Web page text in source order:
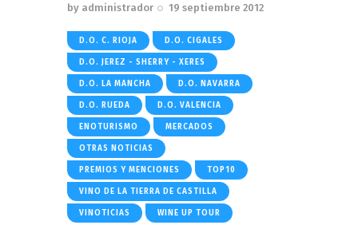
by administrador 19 septiembre 2012
D.O. C. RIOJA D.O. CIGALES
D.O. JEREZ - SHERRY - XERES
D.O. LA MANCHA D.O. NAVARRA
D.O. RUEDA D.O. VALENCIA
ENOTURISMO MERCADOS
OTRAS NOTICIAS
PREMIOS Y MENCIONES TOP10
VINO DE LA TIERRA DE CASTILLA
VINOTICIAS WINE UP TOUR